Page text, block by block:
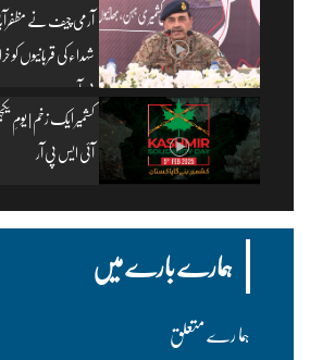
آرمی چیف نے
شہداء کی قربانیوں
پی آر
آئی ایس پی آر
ہمارے بارے میں
ہما رے متعلق